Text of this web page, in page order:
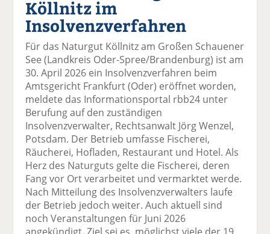
uf
F
ac
e
b
o
k
te
il
e
n
tt
er
n
Li
n
k
e
di
te
e
n
E
m
l
v
se
d
e
n
ck
e
Köllnitz im
Insolvenzverfahren
Für das Naturgut Köllnitz am Großen Schauener
See (Landkreis Oder-Spree/Brandenburg) ist am
30. April 2026 ein Insolvenzverfahren beim
Amtsgericht Frankfurt (Oder) eröffnet worden,
meldete das Informationsportal rbb24 unter
Berufung auf den zuständigen
Insolvenzverwalter, Rechtsanwalt Jörg Wenzel,
Potsdam. Der Betrieb umfasse Fischerei,
Räucherei, Hofladen, Restaurant und Hotel. Als
Herz des Naturguts gelte die Fischerei, deren
Fang vor Ort verarbeitet und vermarktet werde.
Nach Mitteilung des Insolvenzverwalters laufe
der Betrieb jedoch weiter. Auch aktuell sind
noch Veranstaltungen für Juni 2026